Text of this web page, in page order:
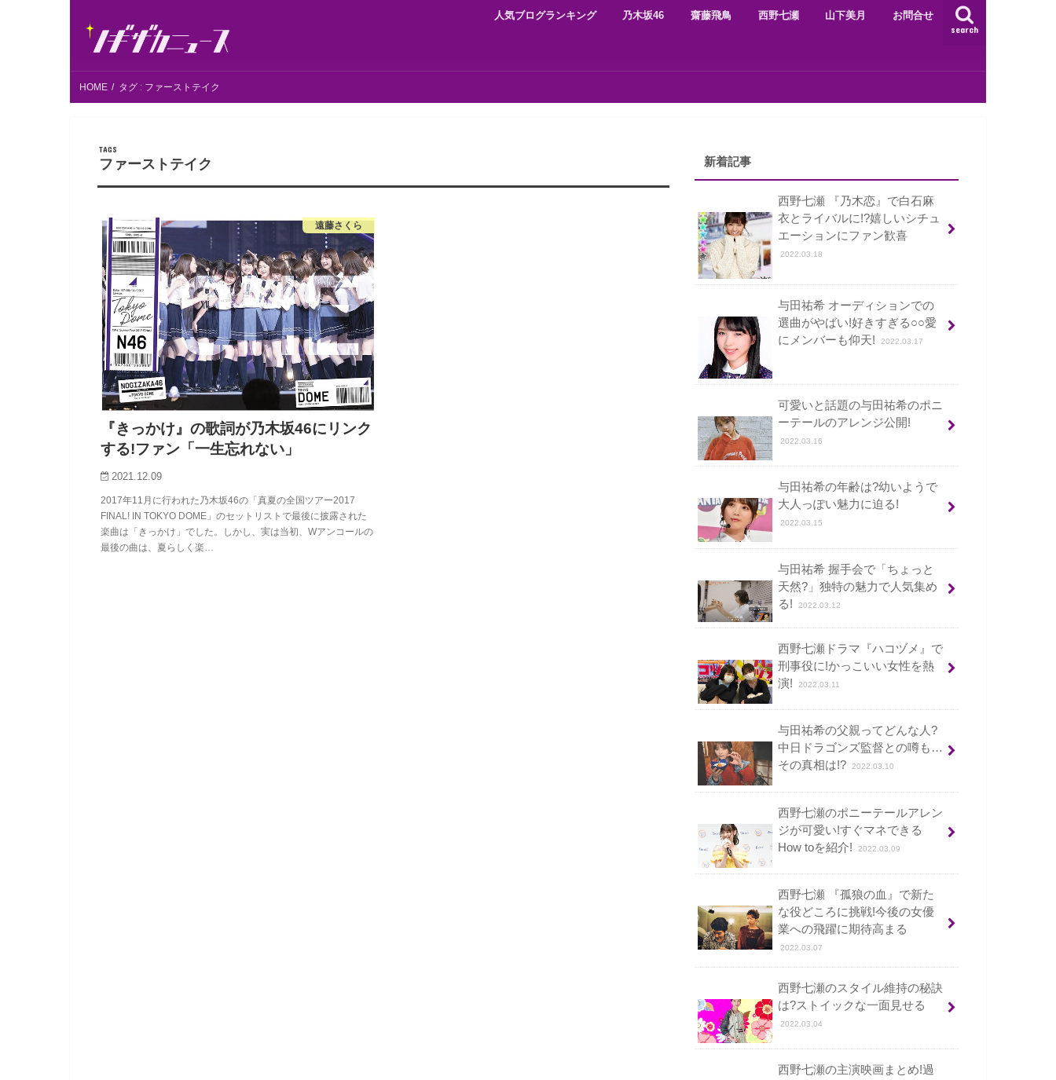
search
人気ブログランキング 乃木坂46 齋藤飛鳥 西野七瀬 山下美月 お問合せ
HOME タグ : ファーストテイク
ファーストテイク
遠藤さくら
『きっかけ』の歌詞が乃木坂46にリンク
する!ファン「一生忘れない」
2021.12.09
2017年11月に行われた乃木坂46の「真夏の全国ツアー2017
FINAL! IN TOKYO DOME」のセットリストで最後に披露された
楽曲は「きっかけ」でした。しかし、実は当初、Wアンコールの
最後の曲は、夏らしく楽…
新着記事
西野七瀬 『乃木恋』で白石麻
衣とライバルに!?嬉しいシチュ
エーションにファン歓喜
2022.03.18
与田祐希 オーディションでの
選曲がやばい!好きすぎる○○愛
にメンバーも仰天!
2022.03.17
可愛いと話題の与田祐希のポニ
ーテールのアレンジ公開!
2022.03.16
与田祐希の年齢は?幼いようで
大人っぽい魅力に迫る!
2022.03.15
与田祐希 握手会で「ちょっと
天然?」独特の魅力で人気集め
る!
2022.03.12
西野七瀬ドラマ『ハコヅメ』で
刑事役に!かっこいい女性を熱
演!
2022.03.11
与田祐希の父親ってどんな人?
中日ドラゴンズ監督との噂も…
その真相は!?
2022.03.10
西野七瀬のポニーテールアレン
ジが可愛い!すぐマネできる
How toを紹介!
2022.03.09
西野七瀬 『孤狼の血』で新た
な役どころに挑戦!今後の女優
業への飛躍に期待高まる
2022.03.07
西野七瀬のスタイル維持の秘訣
は?ストイックな一面見せる
2022.03.04
西野七瀬の主演映画まとめ!過